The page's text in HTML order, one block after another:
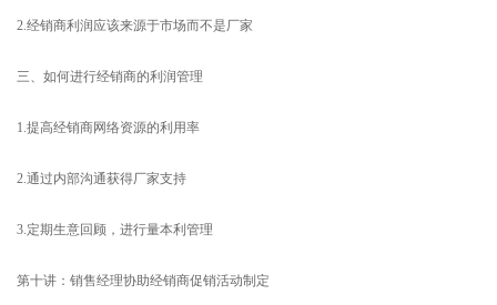
2.经销商利润应该来源于市场而不是厂家
三、如何进行经销商的利润管理
1.提高经销商网络资源的利用率
2.通过内部沟通获得厂家支持
3.定期生意回顾，进行量本利管理
第十讲：销售经理协助经销商促销活动制定